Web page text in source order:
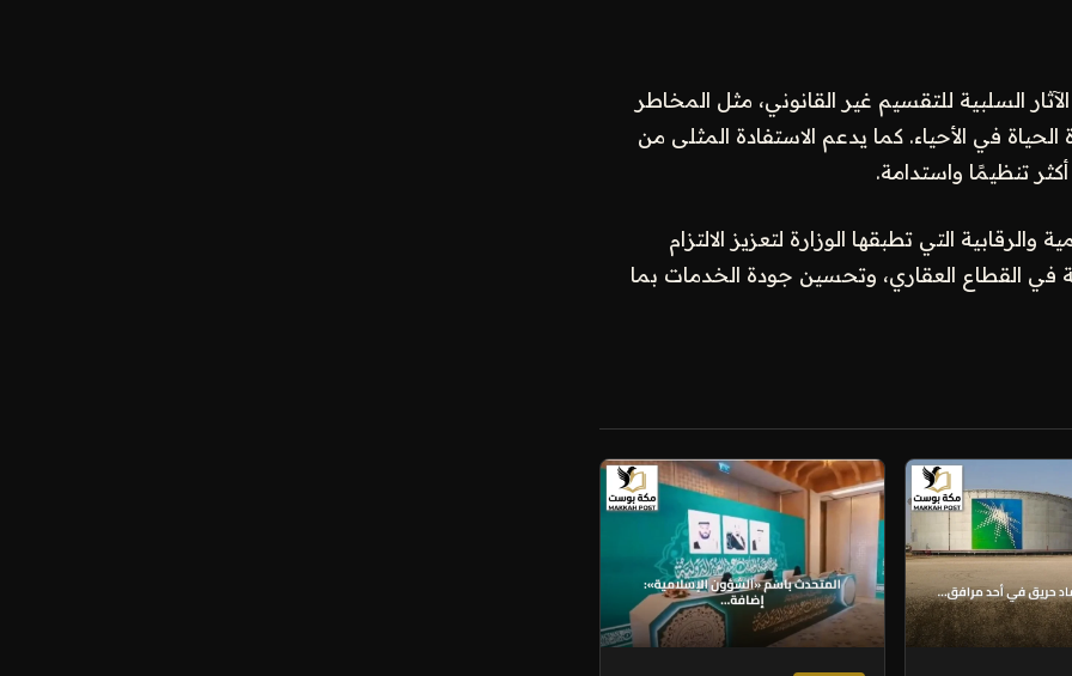
السلبية للتقسيم غير القانوني، مثل المخاطر
في الأحياء. كما يدعم الاستفادة المثلى من
تنظيمًا واستدامة.
التي تطبقها الوزارة لتعزيز الالتزام
في القطاع العقاري، وتحسين جودة الخدمات بما